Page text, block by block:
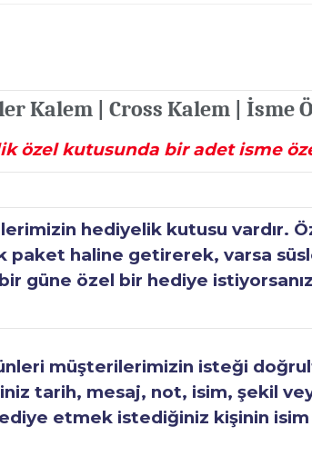
Kalem | Cross Kalem | İsme
özel kutusunda bir adet isme
hediyelik kutusu vardır.
paket haline getirerek, varsa
güne özel bir hediye
müşterilerimizin isteği
tarih, mesaj, not, isim, şekil
etmek istediğiniz kişinin